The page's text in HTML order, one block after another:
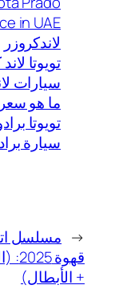
in UAE
لاندكروزر
تويوتا
سيارات
ما هو سعر
تويوتا برادو 2025 في
سيارة برادو 2010 في
← مسلسل
قهوة
+ الأبطال)